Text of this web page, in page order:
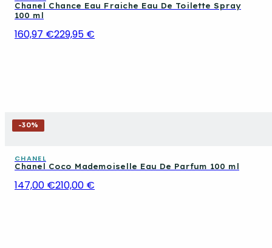
Chanel Chance Eau Fraiche Eau De Toilette Spray
100 ml
160,97 €229,95 €
-30%
CHANEL
Chanel Coco Mademoiselle Eau De Parfum 100 ml
147,00 €210,00 €